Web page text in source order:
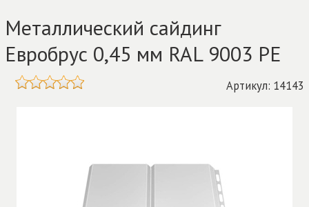
Металлический сайдинг
Евробрус 0,45 мм RAL 9003 РЕ
Артикул: 14143